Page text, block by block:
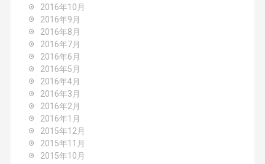
2016年10月
2016年9月
2016年8月
2016年7月
2016年6月
2016年5月
2016年4月
2016年3月
2016年2月
2016年1月
2015年12月
2015年11月
2015年10月